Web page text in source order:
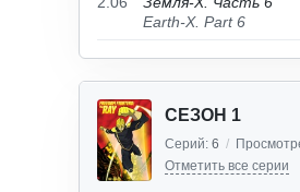
Earth-X. Part 6
СЕЗОН 1
Серий: 6 /
Отметить все серии